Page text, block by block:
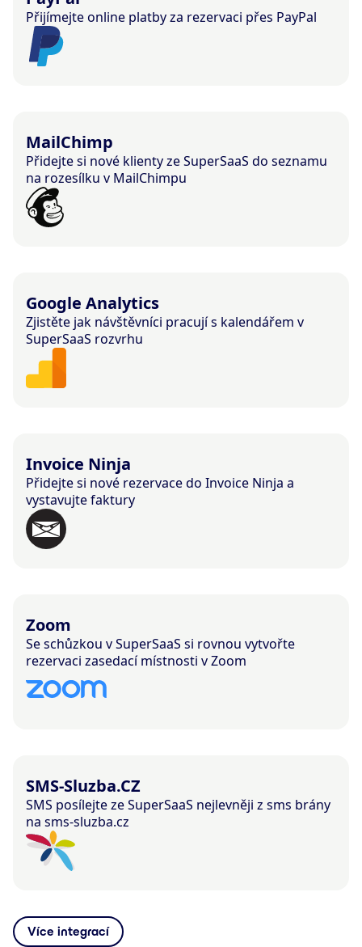
Přijímejte online platby za rezervaci přes PayPal
MailChimp
Přidejte si nové klienty ze SuperSaaS do seznamu
na rozesílku v MailChimpu
Google Analytics
Zjistěte jak návštěvníci pracují s kalendářem v
SuperSaaS rozvrhu
Invoice Ninja
Přidejte si nové rezervace do Invoice Ninja a
vystavujte faktury
Zoom
Se schůzkou v SuperSaaS si rovnou vytvořte
rezervaci zasedací místnosti v Zoom
SMS-Sluzba.CZ
SMS posílejte ze SuperSaaS nejlevněji z sms brány
na sms-sluzba.cz
Více integrací